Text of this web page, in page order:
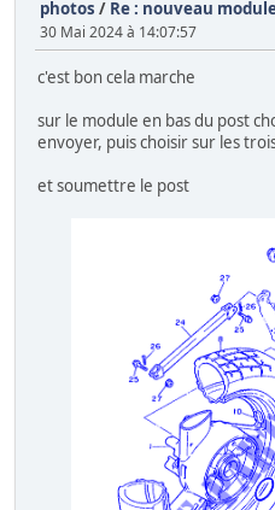
photos / Re : nouveau
30 Mai 2024 à 14:07:57
c'est bon cela marche
sur le module en bas du post
envoyer, puis choisir sur les
et soumettre le post